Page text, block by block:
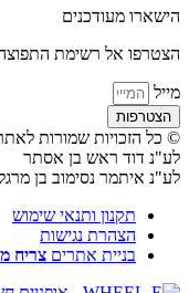
הישארו מעודכנים
הצטרפו אל רשימת
מייל
הצטרפות
© כל הזכויות שמורות
לע"נ דוד ראש בן אסתר
לע"נ איתמר נסימוב בן
תקנון ותנאי שימוש
הצהרת נגישות
בניית אתרים צריח